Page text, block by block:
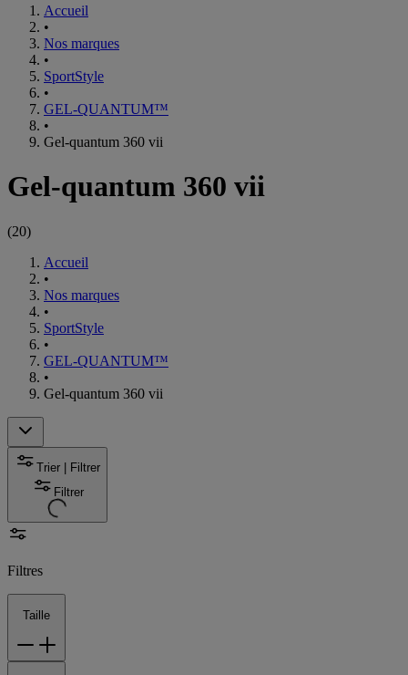
Accueil
•
Nos marques
•
SportStyle
•
GEL-QUANTUM™
•
Gel-quantum 360 vii
Gel-quantum 360 vii
(20)
Accueil
•
Nos marques
•
SportStyle
•
GEL-QUANTUM™
•
Gel-quantum 360 vii
Trier | Filtrer
Filtrer
Filtres
Taille